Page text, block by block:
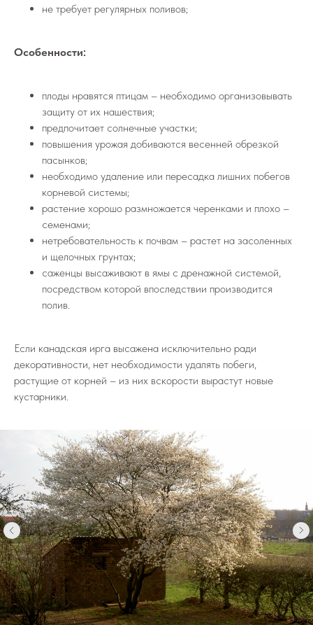
не требует регулярных поливов;
Особенности:
плоды нравятся птицам – необходимо организовывать
защиту от их нашествия;
предпочитает солнечные участки;
повышения урожая добиваются весенней обрезкой
пасынков;
необходимо удаление или пересадка лишних побегов
корневой системы;
растение хорошо размножается черенками и плохо –
семенами;
нетребовательность к почвам – растет на засоленных
и щелочных грунтах;
саженцы высаживают в ямы с дренажной системой,
посредством которой впоследствии производится
полив.
Если канадская ирга высажена исключительно ради
декоративности, нет необходимости удалять побеги,
растущие от корней – из них вскорости вырастут новые
кустарники.